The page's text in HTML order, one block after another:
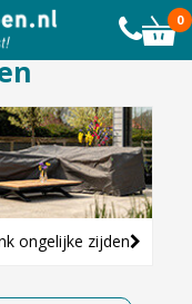
0
KLANTEN
ongelijke zijden